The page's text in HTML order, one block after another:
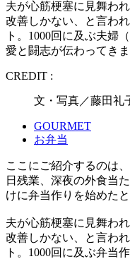
夫が心筋梗塞に見舞わ
改善しかない、と言わ
ト。1000回に及ぶ夫婦
愛と闘志が伝わってきま
CREDIT :
文・写真／藤田礼
GOURMET
お弁当
ここにご紹介するのは
日残業、深夜の外食当
けに弁当作りを始めた
夫が心筋梗塞に見舞わ
改善しかない、と言わ
ト。1000回に及ぶ弁当